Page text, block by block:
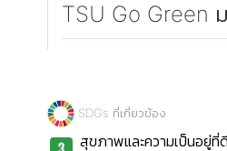
TSU Go Green
SDGs ที่เกี่ยวข้อง
สุขภาพและความเป็นอยู่ที่ดี